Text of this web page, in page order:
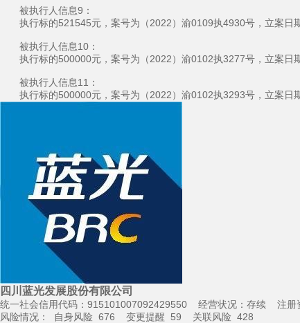
被执行人信息9：
执行标的521545元，案号为（2022）渝0109执4930号，立案日
被执行人信息10：
执行标的500000元，案号为（2022）渝0102执3277号，立案日
被执行人信息11：
执行标的500000元，案号为（2022）渝0102执3293号，立案日
四川蓝光发展股份有限公司
统一社会信用代码：915101007092429550 经营状况：存续 注册
风险情况：
自身风险 676 变更提醒 59 关联风险 428